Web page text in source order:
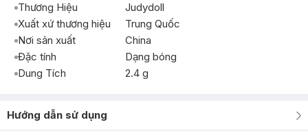
Thương Hiệu
Judydoll
Xuất xứ thương hiệu
Trung Quốc
Nơi sản xuất
China
Đặc tính
Dạng bóng
Dung Tích
2.4 g
Hướng dẫn sử dụng